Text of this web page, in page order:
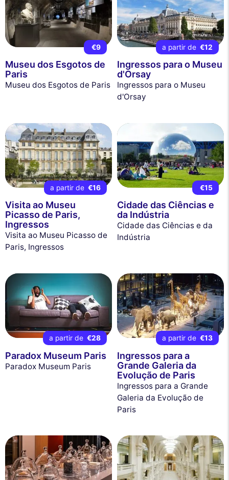
€9
Museu dos Esgotos de
Paris
Museu dos Esgotos de Paris
a partir de €12
Ingressos para o Museu
d'Orsay
Ingressos para o Museu
d'Orsay
a partir de €16
Visita ao Museu
Picasso de Paris,
Ingressos
Visita ao Museu Picasso de
Paris, Ingressos
€15
Cidade das Ciências e
da Indústria
Cidade das Ciências e da
Indústria
a partir de €28
Paradox Museum Paris
Paradox Museum Paris
a partir de €13
Ingressos para a
Grande Galeria da
Evolução de Paris
Ingressos para a Grande
Galeria da Evolução de
Paris